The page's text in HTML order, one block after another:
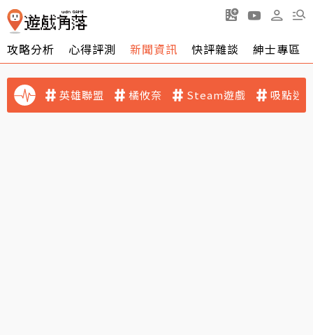
攻略分析 心得評測 新聞資訊 快評雜談 紳士專區
英雄聯盟 橘攸奈 Steam遊戲 吸點迷